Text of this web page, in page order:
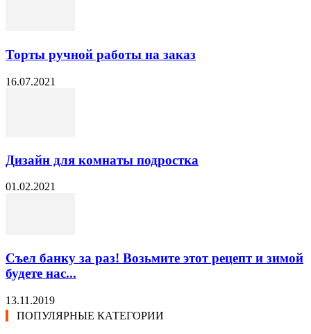
Торты ручной работы на заказ
16.07.2021
Дизайн для комнаты подростка
01.02.2021
Съел банку за раз! Возьмите этот рецепт и зимой
будете нас...
13.11.2019
ПОПУЛЯРНЫЕ КАТЕГОРИИ